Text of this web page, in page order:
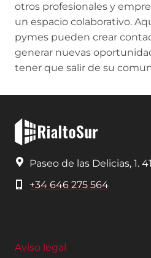
otros profesionales y
un espacio colaborativo.
pymes pueden crear
generar nuevas
tener que salir de su
Paseo de las Delicias, 1.
+34 646 275 564
Aviso legal